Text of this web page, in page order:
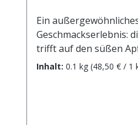
Ein
Geschmackserlebnis:
trifft auf den süßen
wärmenden Zimt. Ein
Inhalt: 0.1 kg (48,50 € / 1